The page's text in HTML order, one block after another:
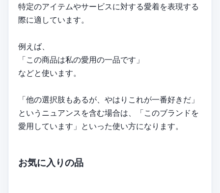
特定のアイテムやサービスに対する愛着を表現する
際に適しています。
例えば、
「この商品は私の愛用の一品です」
などと使います。
「他の選択肢もあるが、やはりこれが一番好きだ」
というニュアンスを含む場合は、「このブランドを
愛用しています」といった使い方になります。
お気に入りの品